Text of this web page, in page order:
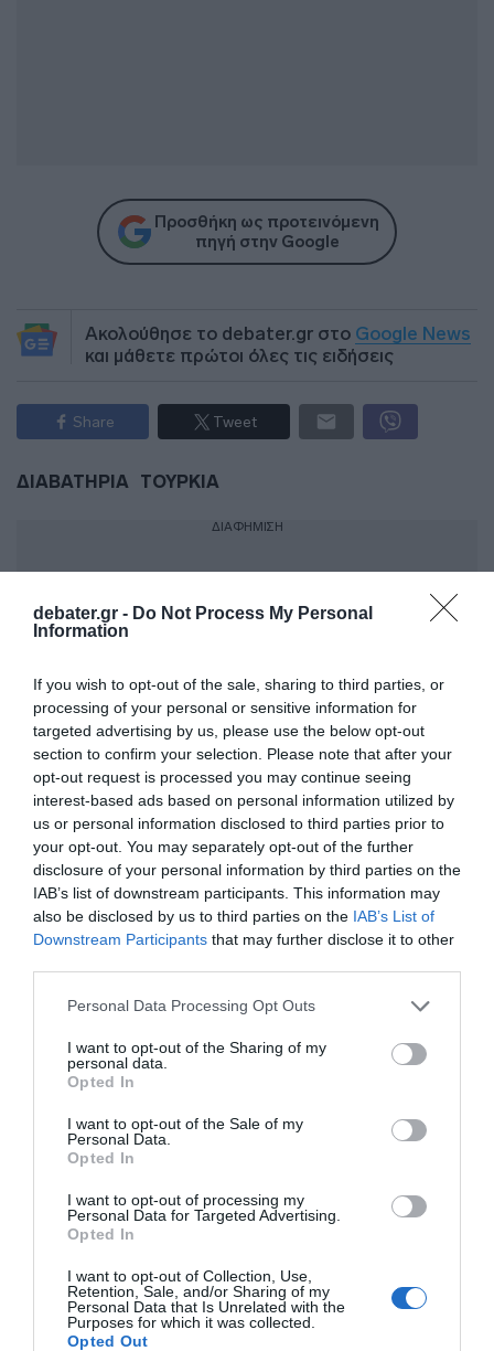
debater.gr - Do Not Process My Personal
Information
If you wish to opt-out of the sale, sharing to third parties, or
processing of your personal or sensitive information for
targeted advertising by us, please use the below opt-out
section to confirm your selection. Please note that after your
opt-out request is processed you may continue seeing
interest-based ads based on personal information utilized by
us or personal information disclosed to third parties prior to
your opt-out. You may separately opt-out of the further
disclosure of your personal information by third parties on the
IAB’s list of downstream participants. This information may
also be disclosed by us to third parties on the IAB’s List of
Downstream Participants that may further disclose it to other
Please note that this website/app uses one or more Google
not limited to your visit or usage behaviour. You may click to
grant or deny consent to Google and its third-party tags to
use your data for below specified purposes in below Google
consent section.
Personal Data Processing Opt Outs
I want to opt-out of the Sharing of my
personal data.
Opted In
I want to opt-out of the Sale of my
Personal Data.
Opted In
I want to opt-out of processing my
Personal Data for Targeted Advertising.
Opted In
I want to opt-out of Collection, Use,
Retention, Sale, and/or Sharing of my
Personal Data that Is Unrelated with the
Purposes for which it was collected.
Opted Out
Προσθήκη ως προτεινόμενη
πηγή στην Google
Ακολούθησε το debater.gr στο Google News
και μάθετε πρώτοι όλες τις ειδήσεις
Share Tweet
ΔΙΑΒΑΤΗΡΙΑ ΤΟΥΡΚΙΑ
ΔΙΑΦΗΜΙΣΗ
ΣΧΟΛΙΑ